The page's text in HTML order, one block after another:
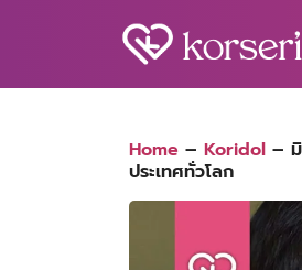
Home – Koridol –
ประเทศทั่วโลก